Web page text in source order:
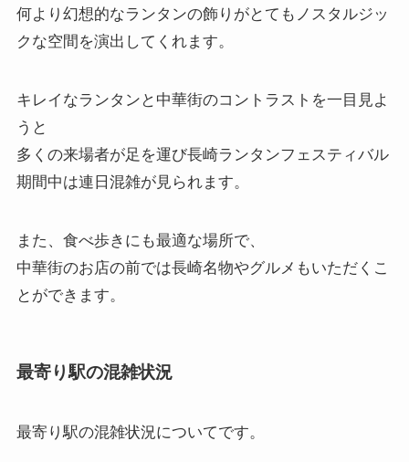
何より幻想的なランタンの飾りがとてもノスタルジッ
クな空間を演出してくれます。
キレイなランタンと中華街のコントラストを一目見よ
うと
多くの来場者が足を運び長崎ランタンフェスティバル
期間中は連日混雑が見られます。
また、食べ歩きにも最適な場所で、
中華街のお店の前では長崎名物やグルメもいただくこ
とができます。
最寄り駅の混雑状況
最寄り駅の混雑状況についてです。